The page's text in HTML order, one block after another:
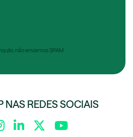
não enviamos SPAM
NAS REDES SOCIAIS